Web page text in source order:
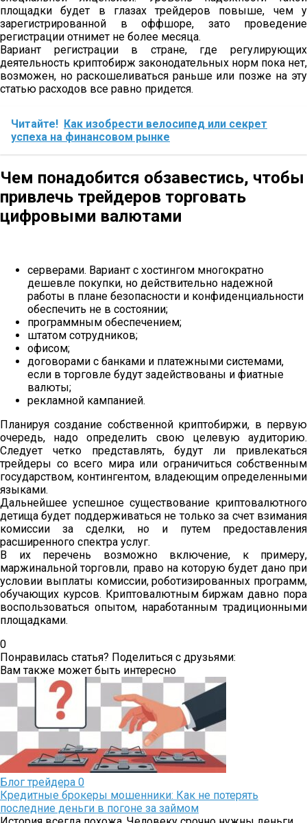
площадки будет в глазах трейдеров повыше, чем у
зарегистрированной в оффшоре, зато проведение
регистрации отнимет не более месяца.
Вариант регистрации в стране, где регулирующих
деятельность криптобирж законодательных норм пока нет,
возможен, но раскошеливаться раньше или позже на эту
статью расходов все равно придется.
Читайте! Как изобрести велосипед или секрет
успеха на финансовом рынке
Чем понадобится обзавестись, чтобы
привлечь трейдеров торговать
цифровыми валютами
серверами. Вариант с хостингом многократно
дешевле покупки, но действительно надежной
работы в плане безопасности и конфиденциальности
обеспечить не в состоянии;
программным обеспечением;
штатом сотрудников;
офисом;
договорами с банками и платежными системами,
если в торговле будут задействованы и фиатные
валюты;
рекламной кампанией.
Планируя создание собственной криптобиржи, в первую
очередь, надо определить свою целевую аудиторию.
Следует четко представлять, будут ли привлекаться
трейдеры со всего мира или ограничиться собственным
государством, контингентом, владеющим определенными
языками.
Дальнейшее успешное существование криптовалютного
детища будет поддерживаться не только за счет взимания
комиссии за сделки, но и путем предоставления
расширенного спектра услуг.
В их перечень возможно включение, к примеру,
маржинальной торговли, право на которую будет дано при
условии выплаты комиссии, роботизированных программ,
обучающих курсов. Криптовалютным биржам давно пора
воспользоваться опытом, наработанным традиционными
площадками.
0
Понравилась статья? Поделиться с друзьями:
Вам также может быть интересно
Блог трейдера 0
Кредитные брокеры мошенники: Как не потерять
последние деньги в погоне за займом